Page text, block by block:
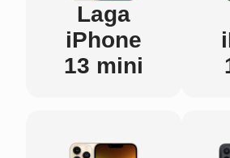
Laga
iPhone
13 mini